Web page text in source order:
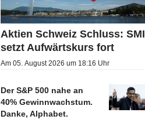
Aktien Schweiz Schluss: SMI
setzt Aufwärtskurs fort
Am 05. August 2026 um 18:16 Uhr
Der S&P 500 nahe an
40% Gewinnwachstum.
Danke, Alphabet.